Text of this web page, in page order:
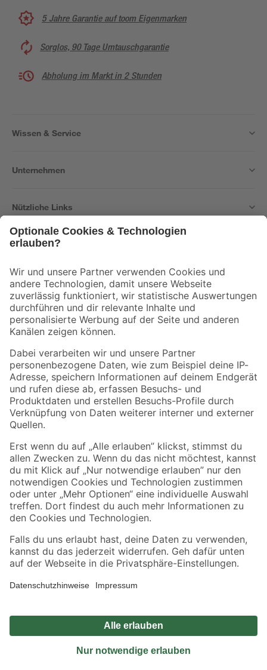
5 Jahre Garantie auf toom Eigenmarken
Sorglos, 90 Tage Umtauschgarantie
Abholung im Markt in 2 Stunden
Wissen & Service
Unternehmen
Nützliche Links
Der toom Newsletter: Keine Angebote und Aktionen mehr verpassen!
Zur Newsletter Anmeldung
Folge uns
Zahlungsarten Versandarten
Sicher einkaufen
Jetzt die toom-App herunterladen
Alle Preisangaben in EUR inkl. gesetzl. MwSt.. Die dargestellten Angebote sind unter
Umständen nicht in allen Märkten verfügbar. Die angegebenen Verfügbarkeiten beziehen
Produkte nur solange der Vorrat reicht.
*Paketversand ab 59 € versandkostenfrei, gilt nicht für Artikel mit Speditionsversand, hier
Privatsphäre Impressum
Nutzungsbedingungen
Widerrufsrecht
Vertrag widerrufen